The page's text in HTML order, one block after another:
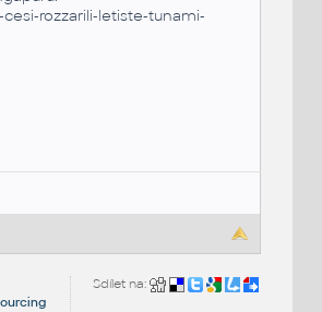
rozzarili-letiste-tunami-
Sdílet na: